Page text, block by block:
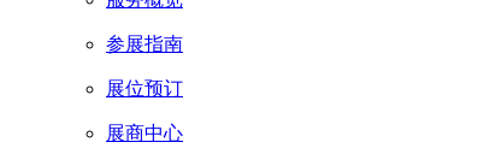
参展指南
展位预订
展商中心